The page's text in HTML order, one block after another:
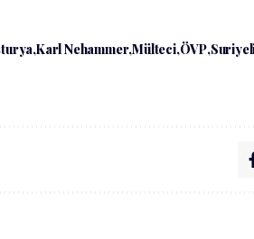
Karl Nehammer Mülteci ÖVP